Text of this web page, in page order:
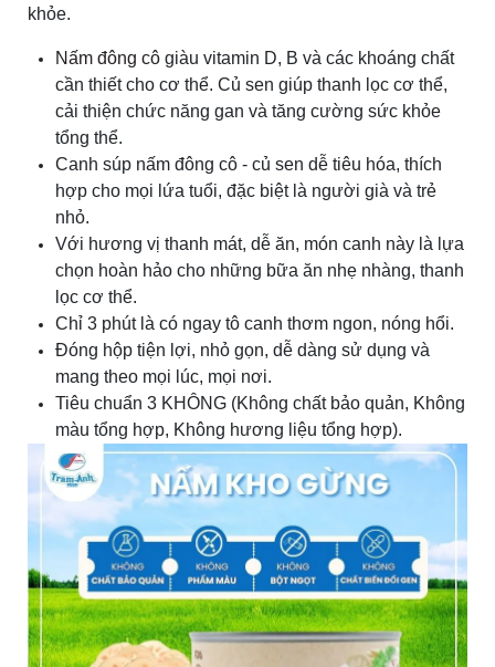
khỏe.
Nấm đông cô giàu vitamin D, B và các khoáng chất
cần thiết cho cơ thể. Củ sen giúp thanh lọc cơ thể,
cải thiện chức năng gan và tăng cường sức khỏe
tổng thể.
Canh súp nấm đông cô - củ sen dễ tiêu hóa, thích
hợp cho mọi lứa tuổi, đặc biệt là người già và trẻ
nhỏ.
Với hương vị thanh mát, dễ ăn, món canh này là lựa
chọn hoàn hảo cho những bữa ăn nhẹ nhàng, thanh
lọc cơ thể.
Chỉ 3 phút là có ngay tô canh thơm ngon, nóng hổi.
Đóng hộp tiện lợi, nhỏ gọn, dễ dàng sử dụng và
mang theo mọi lúc, mọi nơi.
Tiêu chuẩn 3 KHÔNG (Không chất bảo quản, Không
màu tổng hợp, Không hương liệu tổng hợp).